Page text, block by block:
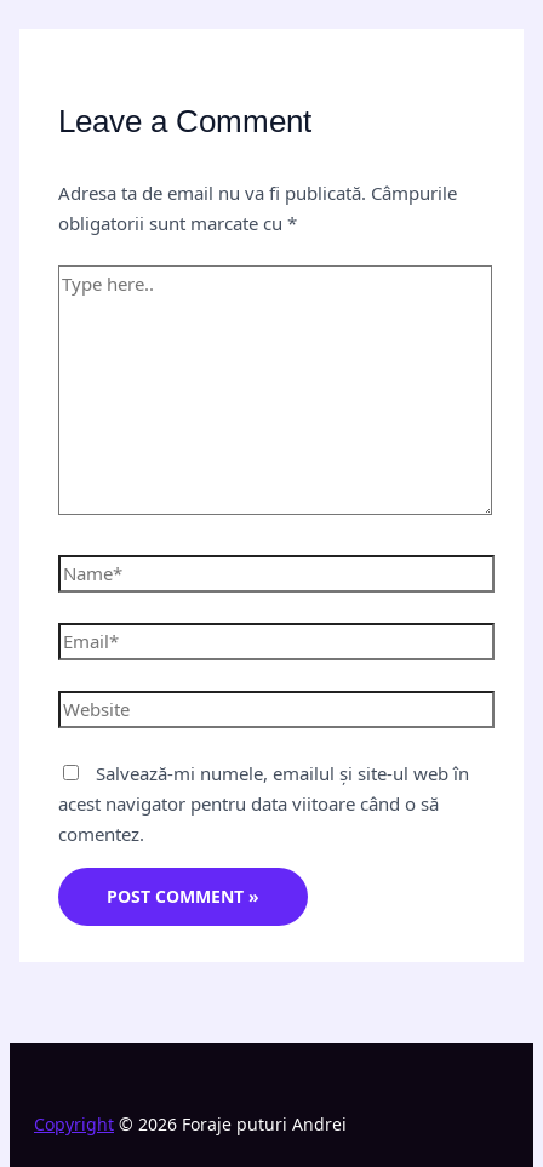
Leave a Comment
Adresa ta de email nu va fi publicată. Câmpurile
obligatorii sunt marcate cu*
Salvează-mi numele, emailul și site-ul web în
acest navigator pentru data viitoare când o să
comentez.
Copyright © 2026 Foraje puturi Andrei